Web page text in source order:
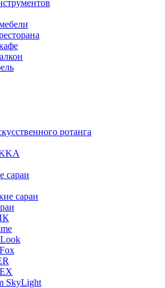
ротанга
сараи
сараи
SkyLight